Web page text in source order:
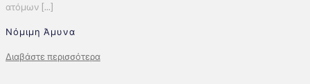
ατόμων [...]
Νόμιμη Άμυνα
Διαβάστε περισσότερα